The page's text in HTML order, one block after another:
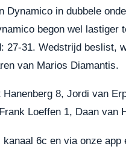
in dubbele
begon wel lastiger
31. Wedstrijd beslist,
van Marios Diamantis.
8, Jordi van
Loeffen 1, Daan van
6c en via onze app